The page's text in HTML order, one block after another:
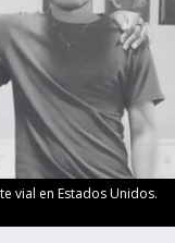
vial en Estados Unidos.